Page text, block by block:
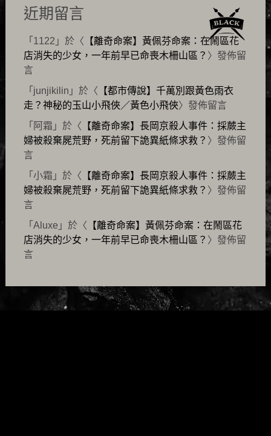
近期留言
「 1122 」於〈 【離奇命案】黃佩芬命案：在鬧區花
店消失的少女，一年前早已命喪木柵山區？ 〉發佈留
言
「 junjikilin 」於〈 【都市傳說】千萬別跟黃色雨衣
走？神秘的玉山小飛俠／黃色小飛俠〉發佈留言
「 阿霜 」於〈 【離奇命案】長岡京殺人事件：採蕨主
婦被殺棄屍荒野，死前留下詭異紙條求救？ 〉發佈留
言
「 小霜 」於〈 【離奇命案】長岡京殺人事件：採蕨主
婦被殺棄屍荒野，死前留下詭異紙條求救？ 〉發佈留
言
「 Aluxe 」於〈 【離奇命案】黃佩芬命案：在鬧區花
店消失的少女，一年前早已命喪木柵山區？ 〉發佈留
言